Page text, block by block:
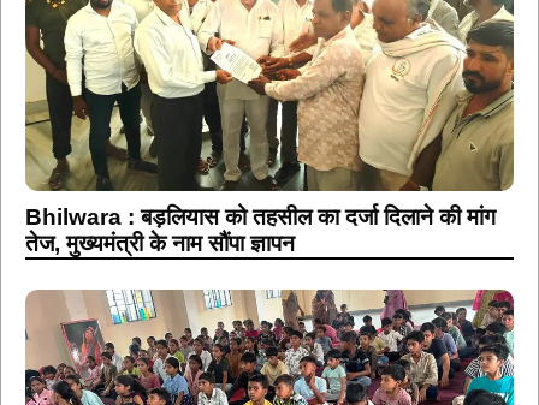
Bhilwara : बड़लियास को तहसील का दर्जा दिलाने की मांग
तेज, मुख्यमंत्री के नाम सौंपा ज्ञापन